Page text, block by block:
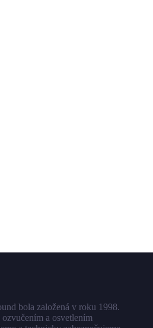
bola založená v roku 1998.
a osvetlením